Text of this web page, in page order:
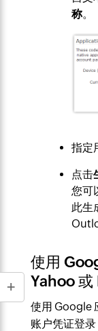
称。
指定
点击
您可
此生
使用
Yahoo 或
使用 Google
账户凭证登